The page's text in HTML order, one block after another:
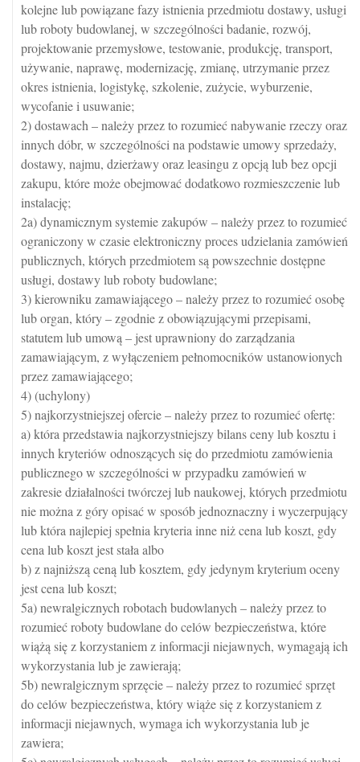
kolejne lub powiązane fazy istnienia przedmiotu dostawy, usługi
lub roboty budowlanej, w szczególności badanie, rozwój,
projektowanie przemysłowe, testowanie, produkcję, transport,
używanie, naprawę, modernizację, zmianę, utrzymanie przez
okres istnienia, logistykę, szkolenie, zużycie, wyburzenie,
wycofanie i usuwanie;
2) dostawach – należy przez to rozumieć nabywanie rzeczy oraz
innych dóbr, w szczególności na podstawie umowy sprzedaży,
dostawy, najmu, dzierżawy oraz leasingu z opcją lub bez opcji
zakupu, które może obejmować dodatkowo rozmieszczenie lub
instalację;
2a) dynamicznym systemie zakupów – należy przez to rozumieć
ograniczony w czasie elektroniczny proces udzielania zamówień
publicznych, których przedmiotem są powszechnie dostępne
usługi, dostawy lub roboty budowlane;
3) kierowniku zamawiającego – należy przez to rozumieć osobę
lub organ, który – zgodnie z obowiązującymi przepisami,
statutem lub umową – jest uprawniony do zarządzania
zamawiającym, z wyłączeniem pełnomocników ustanowionych
przez zamawiającego;
4) (uchylony)
5) najkorzystniejszej ofercie – należy przez to rozumieć ofertę:
a) która przedstawia najkorzystniejszy bilans ceny lub kosztu i
innych kryteriów odnoszących się do przedmiotu zamówienia
publicznego w szczególności w przypadku zamówień w
zakresie działalności twórczej lub naukowej, których przedmiotu
nie można z góry opisać w sposób jednoznaczny i wyczerpujący
lub która najlepiej spełnia kryteria inne niż cena lub koszt, gdy
cena lub koszt jest stała albo
b) z najniższą ceną lub kosztem, gdy jedynym kryterium oceny
jest cena lub koszt;
5a) newralgicznych robotach budowlanych – należy przez to
rozumieć roboty budowlane do celów bezpieczeństwa, które
wiążą się z korzystaniem z informacji niejawnych, wymagają ich
wykorzystania lub je zawierają;
5b) newralgicznym sprzęcie – należy przez to rozumieć sprzęt
do celów bezpieczeństwa, który wiąże się z korzystaniem z
informacji niejawnych, wymaga ich wykorzystania lub je
zawiera;